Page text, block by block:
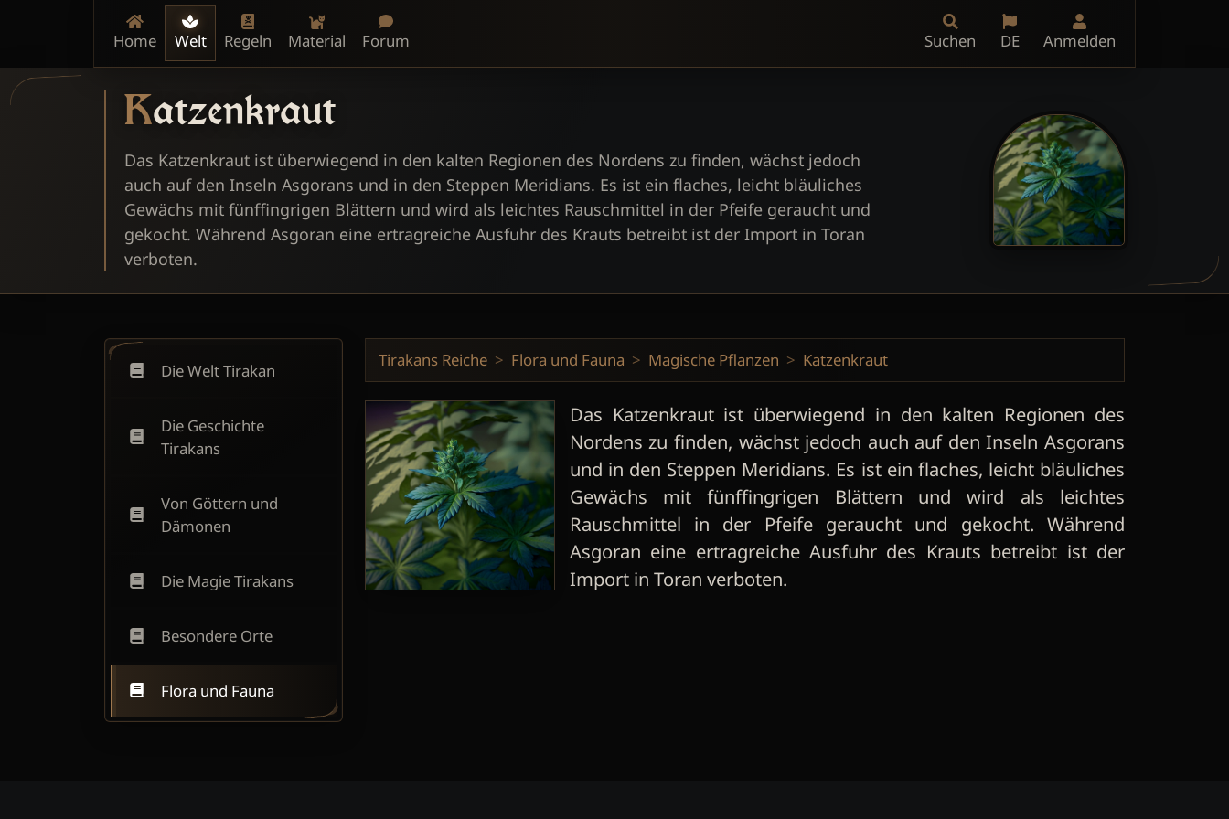
Home Welt Regeln Material Forum Suchen DE Anmelden
Katzenkraut
Das Katzenkraut ist überwiegend in den kalten Regionen des Nordens zu finden, wächst jedoch
auch auf den Inseln Asgorans und in den Steppen Meridians. Es ist ein flaches, leicht bläuliches
Gewächs mit fünffingrigen Blättern und wird als leichtes Rauschmittel in der Pfeife geraucht und
gekocht. Während Asgoran eine ertragreiche Ausfuhr des Krauts betreibt ist der Import in Toran
verboten.
Die Welt Tirakan
Die Geschichte
Tirakans
Von Göttern und
Dämonen
Die Magie Tirakans
Besondere Orte
Flora und Fauna
Tirakans Reiche Flora und Fauna Magische Pflanzen Katzenkraut
Das Katzenkraut ist überwiegend in den kalten Regionen des
Nordens zu finden, wächst jedoch auch auf den Inseln Asgorans
und in den Steppen Meridians. Es ist ein flaches, leicht bläuliches
Gewächs mit fünffingrigen Blättern und wird als leichtes
Rauschmittel in der Pfeife geraucht und gekocht. Während
Asgoran eine ertragreiche Ausfuhr des Krauts betreibt ist der
Import in Toran verboten.